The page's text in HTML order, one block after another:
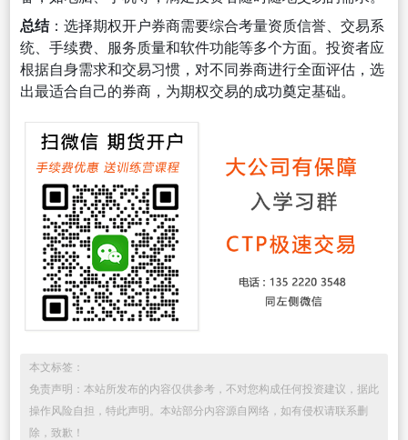
总结：选择期权开户券商需要综合考量资质信誉、交易系
统、手续费、服务质量和软件功能等多个方面。投资者应
根据自身需求和交易习惯，对不同券商进行全面评估，选
出最适合自己的券商，为期权交易的成功奠定基础。
本文标签：
免责声明：本站所发布的内容仅供参考，不对您构成任何投资建议，据此
操作风险自担，特此声明。本站部分内容源自网络，如有侵权请联系删
除，致歉！